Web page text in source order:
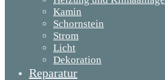
Kamin
Schornstein
Strom
Licht
Dekoration
Reparatur